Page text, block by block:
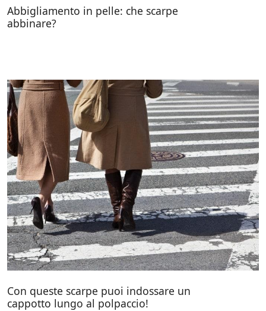
Abbigliamento in pelle: che scarpe
abbinare?
Con queste scarpe puoi indossare un
cappotto lungo al polpaccio!